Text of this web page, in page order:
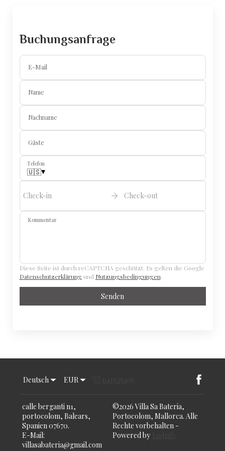
Buchungsanfrage
E-Mail
Name
Nachname
Gäste
Telefon
🇺🇸▾
Check-in Check-out
Kommentar
Diese Seite ist durch reCAPTCHA geschützt. Es gelten die Google
Datenschutzerklärungund Nutzungsbedingungen.
Senden
Deutsch EUR
calle berganti n1,
portocolom, Balears,
Spanien 07670.
E-Mail:
villasabateria@gmail.com
©2026 Villa Sa Bateria,
Portocolom, Mallorca. Alle
Rechte vorbehalten -
Powered by